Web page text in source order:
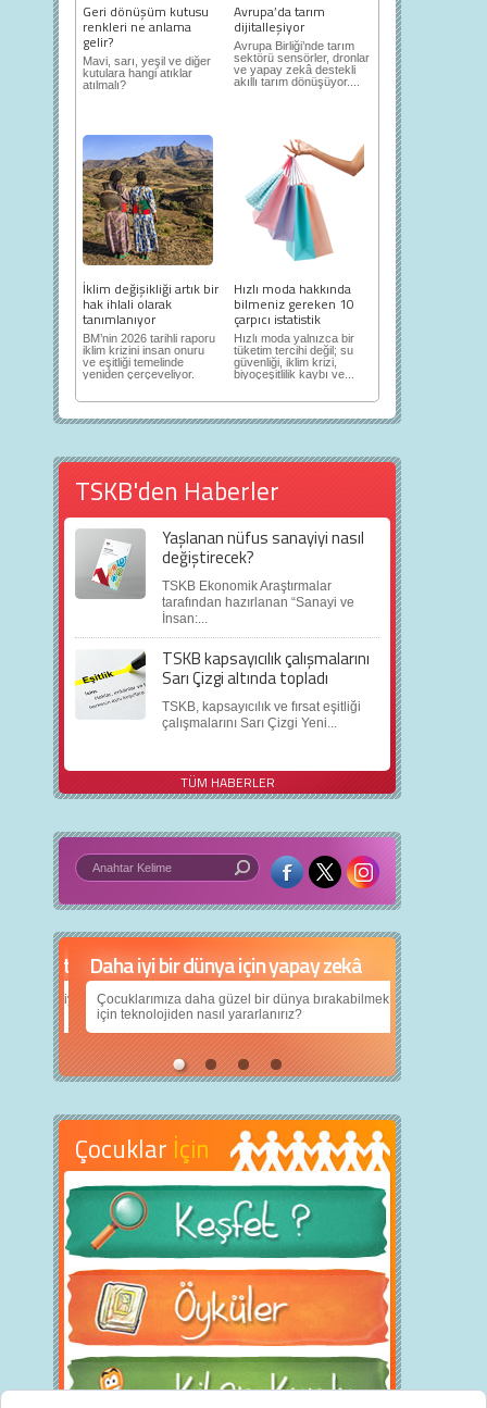
Geri dönüşüm kutusu
renkleri ne anlama
gelir?
Mavi, sarı, yeşil ve diğer
kutulara hangi atıklar
atılmalı?
Avrupa’da tarım
dijitalleşiyor
Avrupa Birliği’nde tarım
sektörü sensörler, dronlar
ve yapay zekâ destekli
akıllı tarım dönüşüyor....
İklim değişikliği artık bir
hak ihlali olarak
tanımlanıyor
BM’nin 2026 tarihli raporu
iklim krizini insan onuru
ve eşitliği temelinde
yeniden çerçeveliyor.
Hızlı moda hakkında
bilmeniz gereken 10
çarpıcı istatistik
Hızlı moda yalnızca bir
tüketim tercihi değil; su
güvenliği, iklim krizi,
biyoçeşitlilik kaybı ve...
TSKB'den Haberler
Yaşlanan nüfus sanayiyi nasıl
değiştirecek?
TSKB Ekonomik Araştırmalar
tarafından hazırlanan “Sanayi ve
İnsan:...
TSKB kapsayıcılık çalışmalarını
Sarı Çizgi altında topladı
TSKB, kapsayıcılık ve fırsat eşitliği
çalışmalarını Sarı Çizgi Yeni...
TÜM HABERLER
Daha iyi bir dünya için yapay zekâ
Çocuklarımıza daha güzel bir dünya bırakabilmek
için teknolojiden nasıl yararlanırız?
Çocuklar İçin